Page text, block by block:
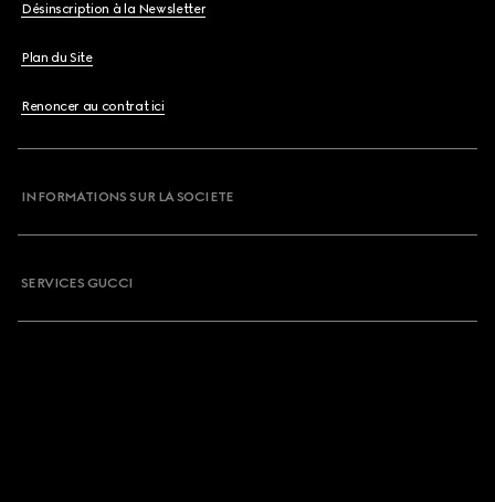
Désinscription à la Newsletter
Plan du Site
Renoncer au contrat ici
INFORMATIONS SUR LA SOCIETE
SERVICES GUCCI